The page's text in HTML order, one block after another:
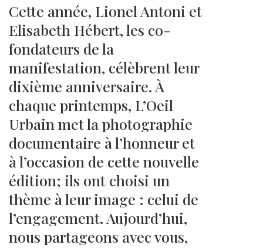
Cette année, Lionel Antoni et
Elisabeth Hébert, les co-
fondateurs de la
manifestation, célèbrent leur
dixième anniversaire. À
chaque printemps, L’Oeil
Urbain met la photographie
documentaire à l’honneur et
à l’occasion de cette nouvelle
édition; ils ont choisi un
thème à leur image : celui de
l’engagement. Aujourd’hui,
nous partageons avec vous,